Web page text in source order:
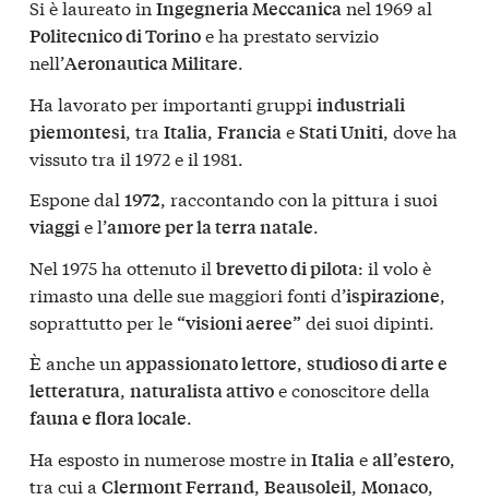
Si è laureato in Ingegneria Meccanicanel 1969 al
Politecnico di Torinoe ha prestato servizio
nell’Aeronautica Militare.
Ha lavorato per importanti gruppi industriali
piemontesi , tra Italia Francia eStati Uniti , dove ha
vissuto tra il 1972 e il 1981.
Espone dal 1972, raccontando con la pittura i suoi
viaggie l’amore per la terra natale.
Nel 1975 ha ottenuto il brevetto di pilota: il volo è
rimasto una delle sue maggiori fonti d’ispirazione,
soprattutto per le “visioni aeree” dei suoi dipinti.
È anche un appassionato lettore, studioso di arte e
letteratura, naturalista attivoe conoscitore della
fauna e flora locale.
Ha esposto in numerose mostre in Italiaeall’estero,
tra cui a Clermont Ferrand, Beausoleil, Monaco,